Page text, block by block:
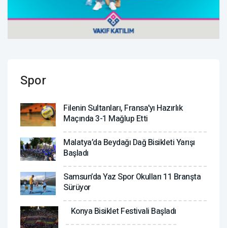
Spor
Filenin Sultanları, Fransa'yı Hazırlık
Maçında 3-1 Mağlup Etti
Malatya’da Beydağı Dağ Bisikleti Yarışı
Başladı
Samsun’da Yaz Spor Okulları 11 Branşta
Sürüyor
Konya Bisiklet Festivali Başladı